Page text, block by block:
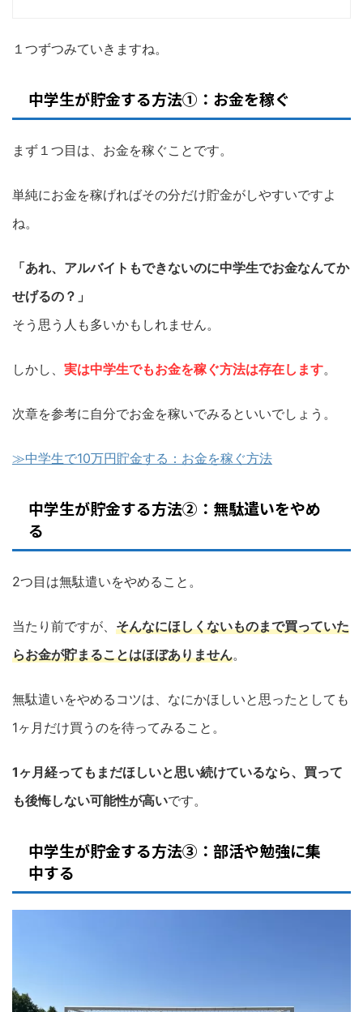
１つずつみていきますね。
中学生が貯金する方法①：お金を稼ぐ
まず１つ目は、お金を稼ぐことです。
単純にお金を稼げればその分だけ貯金がしやすいですよ
ね。
「あれ、アルバイトもできないのに中学生でお金なんてか
せげるの？」
そう思う人も多いかもしれません。
しかし、 実は中学生でもお金を稼ぐ方法は存在します。
次章を参考に自分でお金を稼いでみるといいでしょう。
≫中学生で10万円貯金する：お金を稼ぐ方法
中学生が貯金する方法②：無駄遣いをやめ
る
2つ目は無駄遣いをやめること。
当たり前ですが、 そんなにほしくないものまで買っていた
らお金が貯まることはほぼありません。
無駄遣いをやめるコツは、なにかほしいと思ったとしても
1ヶ月だけ買うのを待ってみること。
1ヶ月経ってもまだほしいと思い続けているなら、買って
も後悔しない可能性が高いです。
中学生が貯金する方法③：部活や勉強に集
中する